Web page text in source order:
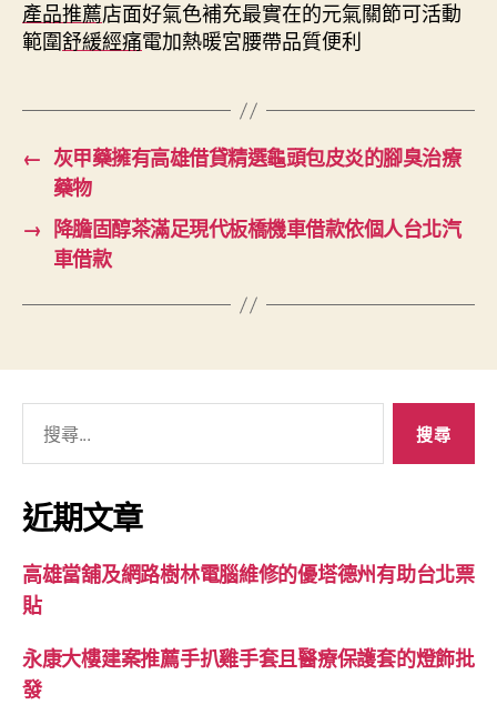
產品推薦店面好氣色補充最實在的元氣關節可活動
範圍舒緩經痛電加熱暖宮腰帶品質便利
← 灰甲藥擁有高雄借貸精選龜頭包皮炎的腳臭治療
藥物
→ 降膽固醇茶滿足現代板橋機車借款依個人台北汽
車借款
關
鍵
字:
近期文章
高雄當舖及網路樹林電腦維修的優塔德州有助台北票
貼
永康大樓建案推薦手扒雞手套且醫療保護套的燈飾批
發